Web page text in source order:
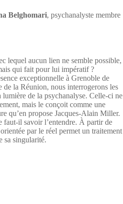
Belghomari, psychanalyste membre
lequel aucun lien ne semble possible,
qui fait pour lui impératif ?
exceptionnelle à Grenoble de
de la Réunion, nous interrogerons les
de la psychanalyse. Celle-ci ne
mais le conçoit comme une
qu’en propose Jacques-Alain Miller.
faut-il savoir l’entendre. À partir de
par le réel permet un traitement
sa singularité.